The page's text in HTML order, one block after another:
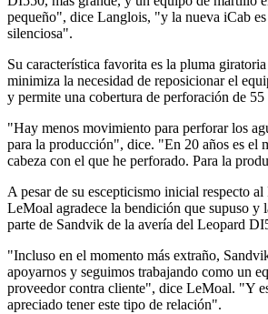
pequeño", dice Langlois, "y la nueva iCab
silenciosa".
Su característica favorita es la pluma
minimiza la necesidad de reposicionar el
y permite una cobertura de perforación de 55
"Hay menos movimiento para perforar los
para la producción", dice. "En 20 años es el
cabeza con el que he perforado. Para la
A pesar de su escepticismo inicial respecto
LeMoal agradece la bendición que supuso y
parte de Sandvik de la avería del Leopard
"Incluso en el momento más extraño,
apoyarnos y seguimos trabajando como un
proveedor contra cliente", dice LeMoal. "Y
apreciado tener este tipo de relación".